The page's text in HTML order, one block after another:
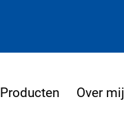
Producten Over mij